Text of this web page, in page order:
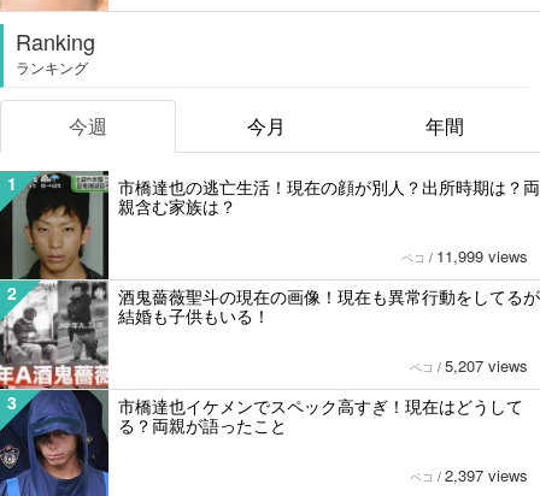
Ranking
ランキング
今週 今月 年間
1
市橋達也の逃亡生活！現在の顔が別人？出所時期は？両
親含む家族は？
ペコ / 11,999 views
2
酒鬼薔薇聖斗の現在の画像！現在も異常行動をしてるが
結婚も子供もいる！
ペコ / 5,207 views
3
市橋達也イケメンでスペック高すぎ！現在はどうして
る？両親が語ったこと
ペコ / 2,397 views